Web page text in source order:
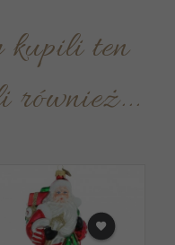
również...